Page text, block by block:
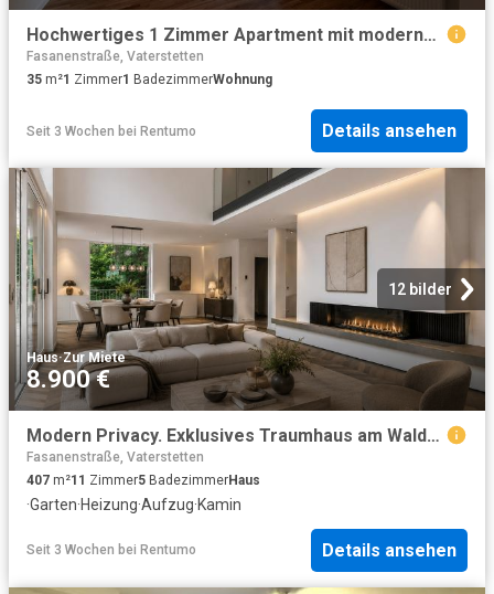
Hochwertiges 1 Zimmer Apartment mit modernem Bad in Haar, Jagdfeldring
Fasanenstraße, Vaterstetten
35 m²1 Zimmer1 BadezimmerWohnung
Seit 3 Wochen bei Rentumo Details ansehen
12 bilder
Haus·Zur Miete
8.900 €
Modern Privacy. Exklusives Traumhaus am Waldrand
Fasanenstraße, Vaterstetten
407 m²11 Zimmer5 BadezimmerHaus
·Garten·Heizung·Aufzug·Kamin
Seit 3 Wochen bei Rentumo Details ansehen